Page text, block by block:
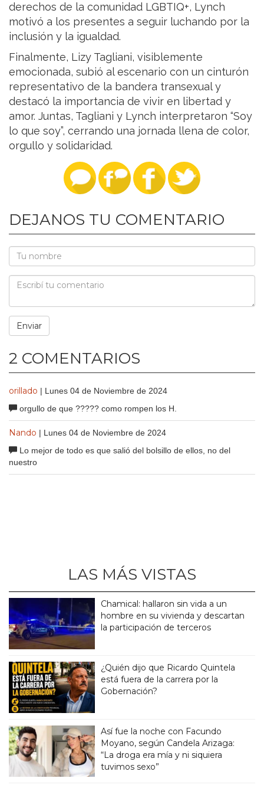
derechos de la comunidad LGBTIQ+, Lynch
motivó a los presentes a seguir luchando por la
inclusión y la igualdad.
Finalmente, Lizy Tagliani, visiblemente
emocionada, subió al escenario con un cinturón
representativo de la bandera transexual y
destacó la importancia de vivir en libertad y
amor. Juntas, Tagliani y Lynch interpretaron “Soy
lo que soy”, cerrando una jornada llena de color,
orgullo y solidaridad.
DEJANOS TU COMENTARIO
2 COMENTARIOS
orillado | Lunes 04 de Noviembre de 2024
orgullo de que ????? como rompen los H.
Nando | Lunes 04 de Noviembre de 2024
Lo mejor de todo es que salió del bolsillo de ellos, no del
nuestro
LAS MÁS VISTAS
Chamical: hallaron sin vida a un
hombre en su vivienda y descartan
la participación de terceros
¿Quién dijo que Ricardo Quintela
está fuera de la carrera por la
Gobernación?
Así fue la noche con Facundo
Moyano, según Candela Arizaga:
“La droga era mía y ni siquiera
tuvimos sexo”